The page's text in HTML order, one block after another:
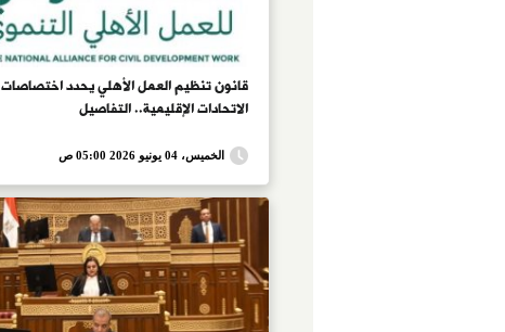
قانون تنظيم العمل الأهلي يحدد اختصاصات
الاتحادات الإقليمية.. التفاصيل
الخميس، 04 يونيو 2026 05:00 ص